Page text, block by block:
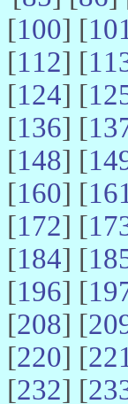
[100] [101
[112] [
[124] [
[136] [
[148] [
[160] [161
[172] [
[184] [
[196] [
[208] [
[220] [221
[232] [